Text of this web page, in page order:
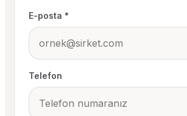
E-posta *
Telefon